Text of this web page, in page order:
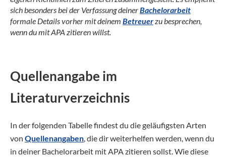
sich besonders bei der Verfassung deinerBachelorarbeit
formale Details vorher mit deinem Betreuerzu besprechen,
wenn du mit APA zitieren willst.
Quellenangabe im
Literaturverzeichnis
In der folgenden Tabelle findest du die geläufigsten Arten
von Quellenangaben, die dir weiterhelfen werden, wenn du
in deiner Bachelorarbeit mit APA zitieren sollst. Wie diese